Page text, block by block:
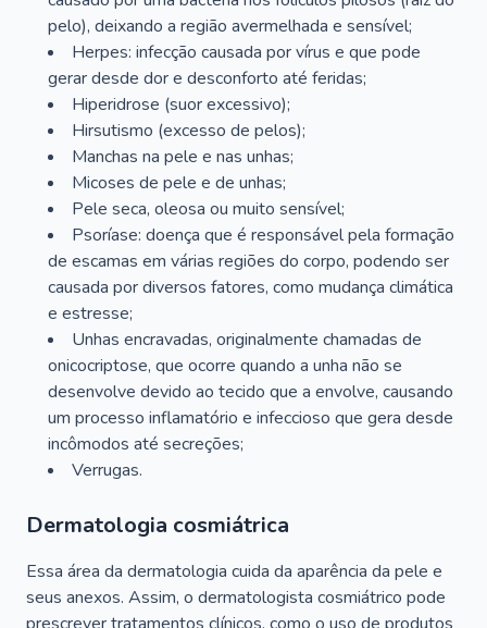
pelo), deixando a região avermelhada e sensível;
Herpes: infecção causada por vírus e que pode
gerar desde dor e desconforto até feridas;
Hiperidrose (suor excessivo);
Hirsutismo (excesso de pelos);
Manchas na pele e nas unhas;
Micoses de pele e de unhas;
Pele seca, oleosa ou muito sensível;
Psoríase: doença que é responsável pela formação
de escamas em várias regiões do corpo, podendo ser
causada por diversos fatores, como mudança climática
e estresse;
Unhas encravadas, originalmente chamadas de
onicocriptose, que ocorre quando a unha não se
desenvolve devido ao tecido que a envolve, causando
um processo inflamatório e infeccioso que gera desde
incômodos até secreções;
Verrugas.
Dermatologia cosmiátrica
Essa área da dermatologia cuida da aparência da pele e
seus anexos. Assim, o dermatologista cosmiátrico pode